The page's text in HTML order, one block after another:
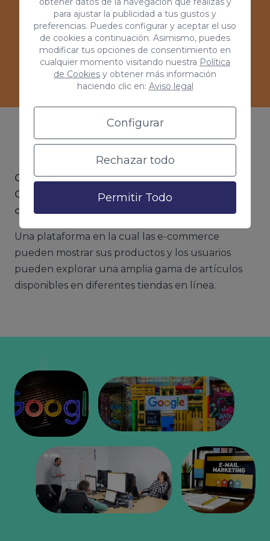
para ajustar la publicidad a tus gustos y
preferencias. Puedes configurar y aceptar el uso
de cookies a continuación. Asimismo, puedes
modificar tus opciones de consentimiento en
cualquier momento visitando nuestra Política
de Cookies y obtener más información
haciendo clic en: Aviso legal
Configurar
Rechazar todo
Permitir Todo
Ver casos de éxitos
¿Qué es Google Shopping?
Google Shopping es el servicio que ofrece
Google que permite a los usuarios buscar y
comparar productos en línea
Una plataforma en la cual las e-commerce
pueden mostrar sus productos y los usuarios
pueden explorar una amplia gama de artículos
disponibles en diferentes tiendas en línea.